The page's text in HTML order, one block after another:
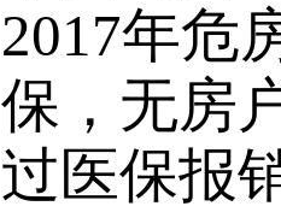
2017年危
保，无房
过医保报